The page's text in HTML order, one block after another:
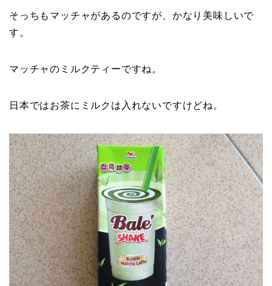
そっちもマッチャがあるのですが、かなり美味しいで
す。
マッチャのミルクティーですね。
日本ではお茶にミルクは入れないですけどね。